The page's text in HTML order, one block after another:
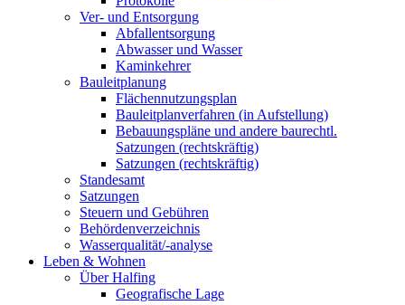
Ver- und Entsorgung
Abfallentsorgung
Abwasser und Wasser
Kaminkehrer
Bauleitplanung
Flächennutzungsplan
Bauleitplanverfahren (in Aufstellung)
Bebauungspläne und andere baurechtl.
Satzungen (rechtskräftig)
Satzungen (rechtskräftig)
Standesamt
Satzungen
Steuern und Gebühren
Behördenverzeichnis
Wasserqualität/-analyse
Leben & Wohnen
Über Halfing
Geografische Lage